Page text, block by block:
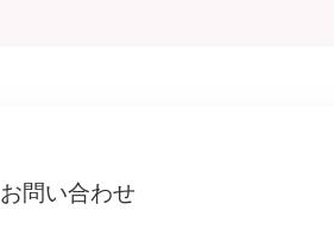
お問い合わせ